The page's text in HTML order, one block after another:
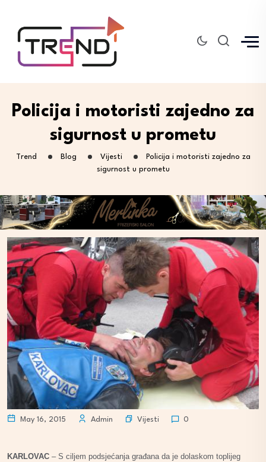
Policija i motoristi zajedno za
sigurnost u prometu
Trend Blog Vijesti
Policija i motoristi zajedno za
sigurnost u prometu
May 16, 2015 Admin Vijesti 0
KARLOVAC – S ciljem podsjećanja građana da je dolaskom toplijeg